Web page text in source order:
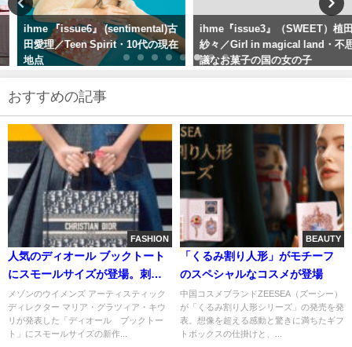
ihme 『issue6』 (sentimental)古
田愛理／Teen Spirit・10代の現在
地点
ihme『issue3』（SWEET）植田
紗々／Girl in magical land・不思
議なお菓子の国の女の子
おすすめの記事
FASHION
人気のディオール ブックトート
にスモールサイズが登場。刺繍
でイニシャルや名前入れられる
パーソナリゼーションサービス
『ABCDIOR』も開催
メゾンのウイメンズ アーティスティック
ディレクター マリア・グラツィア・キウ
リが発表した「ディオール ブックトー
ト」にスモールサイズの新作...
BEAUTY
「くるみ割り人形」がモチーフ
のスペシャルなコスメが登場
中国コスメブランドZEESEA（ズーシー）
が「くるみ割り人形シリーズ」の発売を発
表。想像を超える感動と驚きに満ちたギフ
トボックスの仕掛けと、...